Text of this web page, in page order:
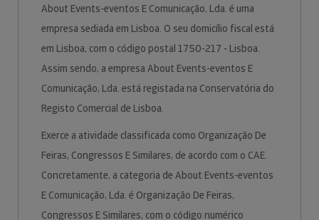
About Events-eventos E Comunicação, Lda. é uma
empresa sediada em Lisboa. O seu domicílio fiscal está
em Lisboa, com o código postal 1750-217 - Lisboa.
Assim sendo, a empresa About Events-eventos E
Comunicação, Lda. está registada na Conservatória do
Registo Comercial de Lisboa.
Exerce a atividade classificada como Organização De
Feiras, Congressos E Similares, de acordo com o CAE.
Concretamente, a categoria de About Events-eventos
E Comunicação, Lda. é Organização De Feiras,
Congressos E Similares, com o código numérico